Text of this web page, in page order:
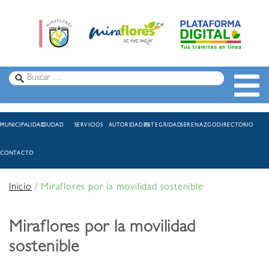
MUNICIPALIDADCIUDAD SERVICIOS AUTORIDADESINTEGRIDADSERENAZGODIRECTORIO
CONTACTO
Inicio/ Miraflores por la movilidad sostenible
Miraflores por la movilidad
sostenible